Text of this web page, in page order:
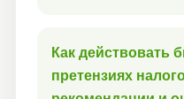
Как действовать
претензиях